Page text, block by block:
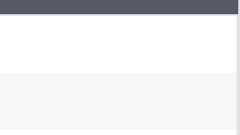
式订购004